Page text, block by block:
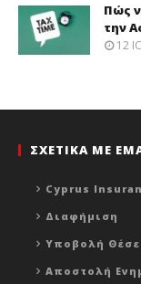
Πώς
την
12
ΣΧΕΤΙΚΑ ΜΕ
Cyprus
Διαφήμιση
Υποβολή
Αποστολή